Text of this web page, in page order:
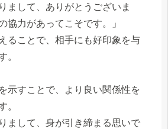
まして、ありがとうございま
協力があってこそです。」
ることで、相手にも好印象を与
。
示すことで、より良い関係性を
。
まして、身が引き締まる思いで